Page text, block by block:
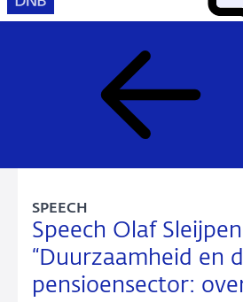
Speech Olaf
“Duurzaamheid en
pensioensector:
SPEECH